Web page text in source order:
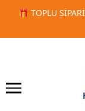
FIRSATLARINI